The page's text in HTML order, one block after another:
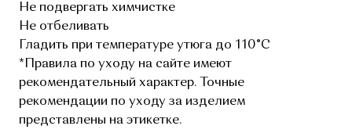
Не подвергать химчистке
Не отбеливать
Гладить при температуре утюга до 110°C
*Правила по уходу на сайте имеют
рекомендательный характер. Точные
рекомендации по уходу за изделием
представлены на этикетке.